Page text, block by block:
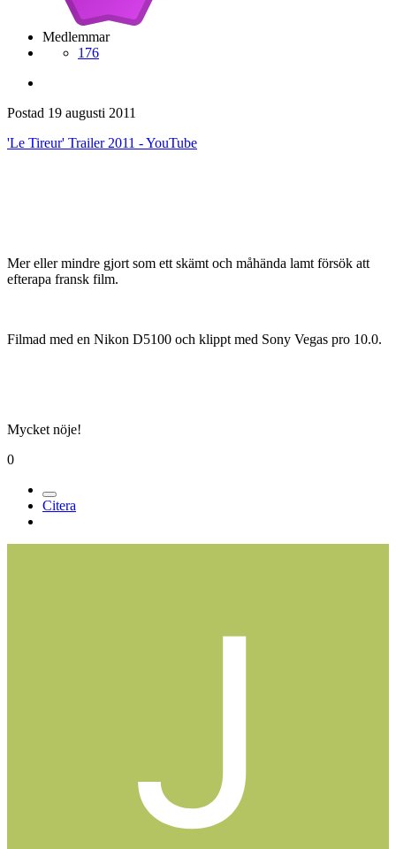
Medlemmar
176
Postad 19 augusti 2011
'Le Tireur' Trailer 2011 - YouTube
Mer eller mindre gjort som ett skämt och måhända lamt försök att
efterapa fransk film.
Filmad med en Nikon D5100 och klippt med Sony Vegas pro 10.0.
Mycket nöje!
0
Citera